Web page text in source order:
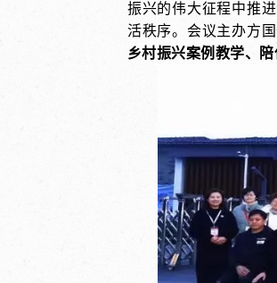
振兴的伟大征程中推
活秩序。 会议主办方
乡村振兴案例教学、